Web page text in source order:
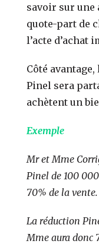
savoir sur une
quote-part de
l’acte d’achat
Côté
Pinel sera
achètent un
Exemple
Mr et Mme
Pinel de 100
70% de la vente.
La réduction
Mme aura donc